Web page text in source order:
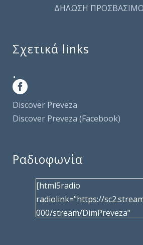
ΔΗΛΩΣΗ
Σχετικά links
.
Discover Preveza
Discover Preveza (Facebook)
Ραδιοφωνία
[html5radio
radiolink="https://
000/stream/DimPreveza"